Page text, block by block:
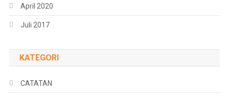
April 2020
Juli 2017
KATEGORI
CATATAN